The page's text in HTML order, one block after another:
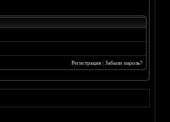
Регистрация| Забыли пароль?